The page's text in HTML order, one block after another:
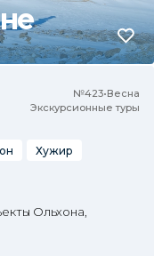
№423•Весна
Экскурсионные туры
Хужир
Ольхона,